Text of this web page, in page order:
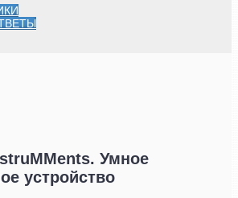
Умное
устройство